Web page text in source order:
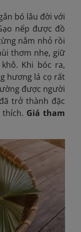
bó lâu đời với
nếp được đồ
nắm nhỏ rồi
thơm nhẹ, giữ
Khi bóc ra,
hương lá cọ rất
được người
trở thành đặc
Giá tham